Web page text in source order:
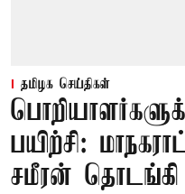
தமிழக செய்திகள்
பயிற்சி:
சமீரன்